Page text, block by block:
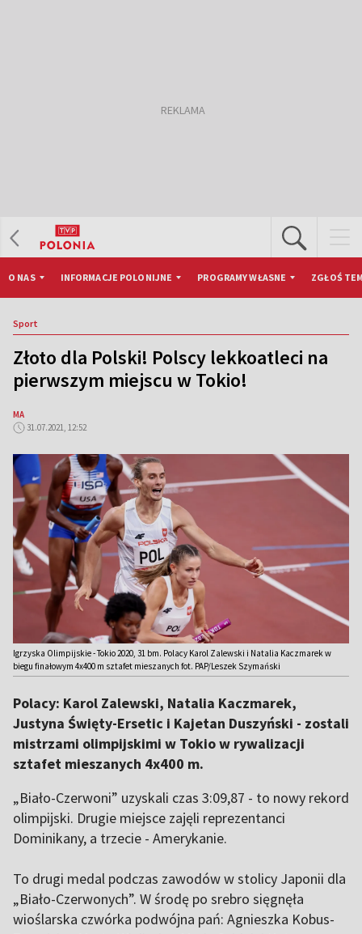
O NAS INFORMACJE POLONIJNE PROGRAMY WŁASNE ZGŁOŚ
Sport
Złoto dla Polski! Polscy lekkoatleci na
pierwszym miejscu w Tokio!
MA
31.07.2021, 12:52
Igrzyska Olimpijskie - Tokio 2020, 31 bm. Polacy Karol Zalewski i Natalia Kaczmarek w
biegu finałowym 4x400 m sztafet mieszanych fot. PAP/Leszek Szymański
Polacy: Karol Zalewski, Natalia Kaczmarek,
Justyna Święty-Ersetic i Kajetan Duszyński - zostali
mistrzami olimpijskimi w Tokio w rywalizacji
sztafet mieszanych 4x400 m.
„Biało-Czerwoni” uzyskali czas 3:09,87 - to nowy rekord
olimpijski. Drugie miejsce zajęli reprezentanci
Dominikany, a trzecie - Amerykanie.
To drugi medal podczas zawodów w stolicy Japonii dla
„Biało-Czerwonych”. W środę po srebro sięgnęła
wioślarska czwórka podwójna pań: Agnieszka Kobus-